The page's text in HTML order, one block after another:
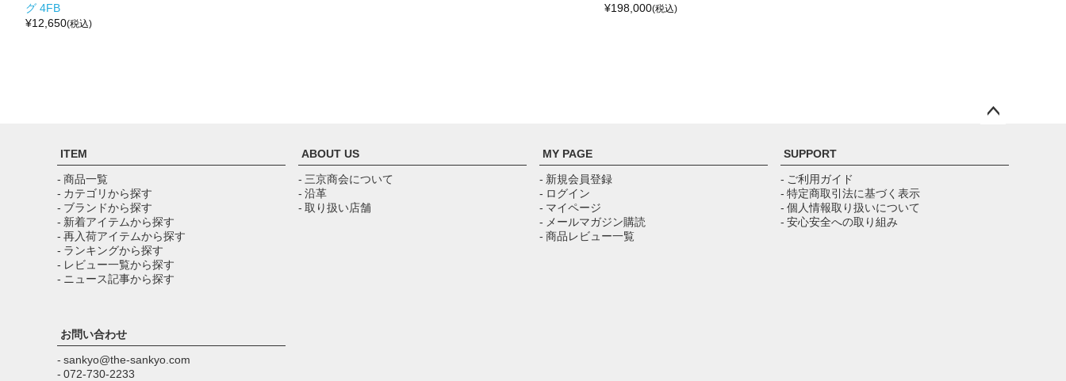
グ 4FB
¥12,650(税込)
¥198,000(税込)
ップ
ITEM
- 商品一覧
- カテゴリから探す
- ブランドから探す
- 新着アイテムから探す
- 再入荷アイテムから探す
- ランキングから探す
- レビュー一覧から探す
- ニュース記事から探す
ABOUT US
- 三京商会について
- 沿革
- 取り扱い店舗
MY PAGE
- 新規会員登録
- ログイン
- マイページ
- メールマガジン購読
- 商品レビュー一覧
SUPPORT
- ご利用ガイド
- 特定商取引法に基づく表示
- 個人情報取り扱いについて
- 安心安全への取り組み
お問い合わせ
- sankyo@the-sankyo.com
- 072-730-2233